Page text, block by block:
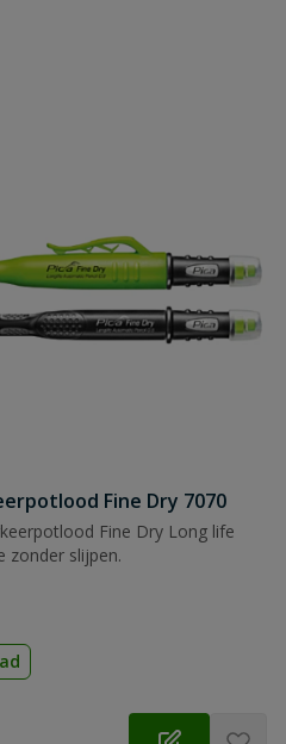
Fine Dry 7070
Fine Dry Long life
zonder slijpen.